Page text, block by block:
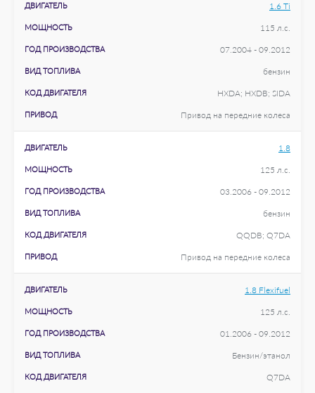
ДВИГАТЕЛЬ 1.6 Ti
МОЩНОСТЬ 115 л.с.
ГОД ПРОИЗВОДСТВА 07.2004 - 09.2012
ВИД ТОПЛИВА бензин
КОД ДВИГАТЕЛЯ HXDA; HXDB; SIDA
ПРИВОД Привод на передние колеса
ДВИГАТЕЛЬ 1.8
МОЩНОСТЬ 125 л.с.
ГОД ПРОИЗВОДСТВА 03.2006 - 09.2012
ВИД ТОПЛИВА бензин
КОД ДВИГАТЕЛЯ QQDB; Q7DA
ПРИВОД Привод на передние колеса
ДВИГАТЕЛЬ 1.8 Flexifuel
МОЩНОСТЬ 125 л.с.
ГОД ПРОИЗВОДСТВА 01.2006 - 09.2012
ВИД ТОПЛИВА Бензин/этанол
КОД ДВИГАТЕЛЯ Q7DA